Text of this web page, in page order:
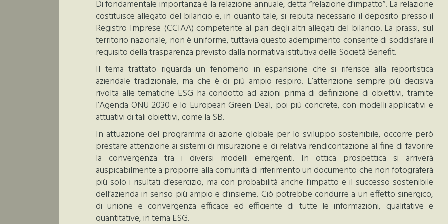
Di fondamentale importanza è la relazione annuale, detta “relazione d’impatto”. La relazione
costituisce allegato del bilancio e, in quanto tale, si reputa necessario il deposito presso il
Registro Imprese (CCIAA) competente al pari degli altri allegati del bilancio. La prassi, sul
territorio nazionale, non è uniforme, tuttavia questo adempimento consente di soddisfare il
requisito della trasparenza previsto dalla normativa istitutiva delle Società Benefit.
Il tema trattato riguarda un fenomeno in espansione che si riferisce alla reportistica
aziendale tradizionale, ma che è di più ampio respiro. L’attenzione sempre più decisiva
rivolta alle tematiche ESG ha condotto ad azioni prima di definizione di obiettivi, tramite
l’Agenda ONU 2030 e lo European Green Deal, poi più concrete, con modelli applicativi e
attuativi di tali obiettivi, come la SB.
In attuazione del programma di azione globale per lo sviluppo sostenibile, occorre però
prestare attenzione ai sistemi di misurazione e di relativa rendicontazione al fine di favorire
la convergenza tra i diversi modelli emergenti. In ottica prospettica si arriverà
auspicabilmente a proporre alla comunità di riferimento un documento che non fotograferà
più solo i risultati d’esercizio, ma con probabilità anche l’impatto e il successo sostenibile
dell’azienda in senso più ampio e d’insieme. Ciò potrebbe condurre a un effetto sinergico,
di unione e convergenza efficace ed efficiente di tutte le informazioni, qualitative e
quantitative, in tema ESG.